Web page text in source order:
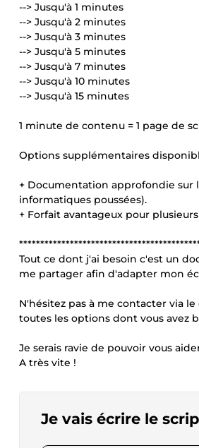
--> Jusqu'à 1 minutes
--> Jusqu'à 2 minutes
--> Jusqu'à 3 minutes
--> Jusqu'à 5 minutes
--> Jusqu'à 7 minutes
--> Jusqu'à 10 minutes
--> Jusqu'à 15 minutes
1 minute de contenu = 1 page de
Options supplémentaires
+ Documentation approfondie sur
informatiques poussées).
+ Forfait avantageux pour
Tout ce dont j'ai besoin c'est un
me partager afin d'adapter mon
N'hésitez pas à me contacter via
toutes les options dont vous avez
Je serais ravie de pouvoir vous
A très vite !
Je vais écrire le